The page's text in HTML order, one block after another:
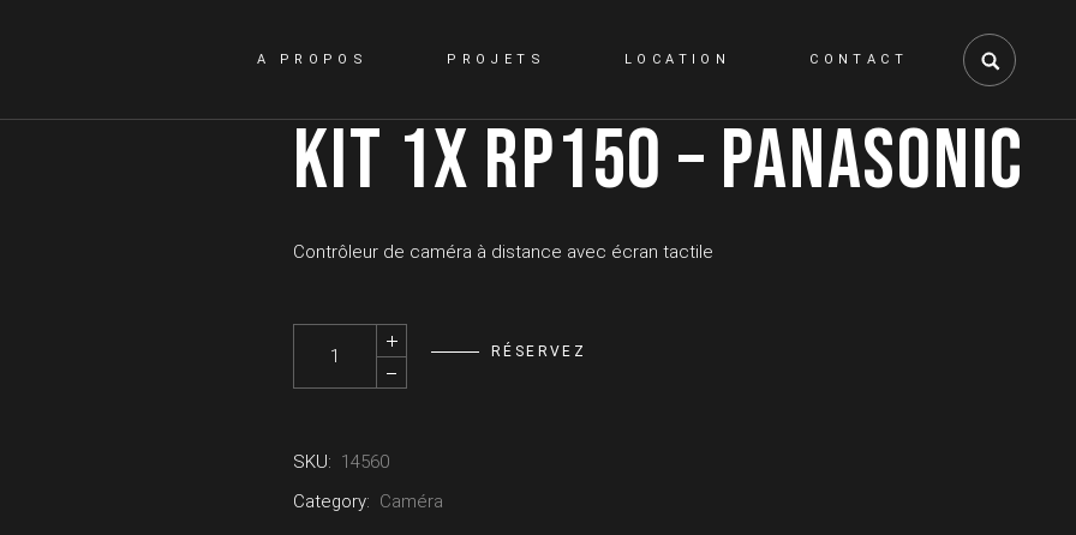
A PROPOS PROJETS LOCATION CONTACT
KIT 1X RP150 – PANASONIC
Contrôleur de caméra à distance avec écran tactile
Kit 1x RP150 - PANASONIC quantity
RÉSERVEZ
SKU: 14560
Category: Caméra